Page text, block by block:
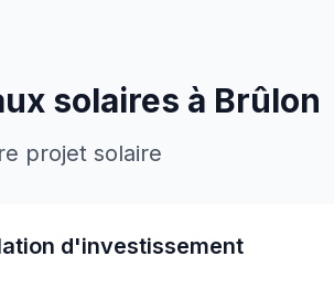
solaires à Brûlon
projet solaire
d'investissement